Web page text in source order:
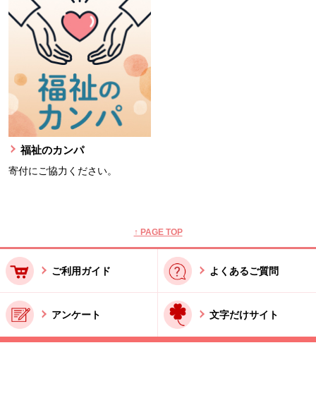
福祉のカンパ
寄付にご協力ください。
↑ PAGE TOP
ご利用ガイド よくあるご質問
アンケート 文字だけサイト